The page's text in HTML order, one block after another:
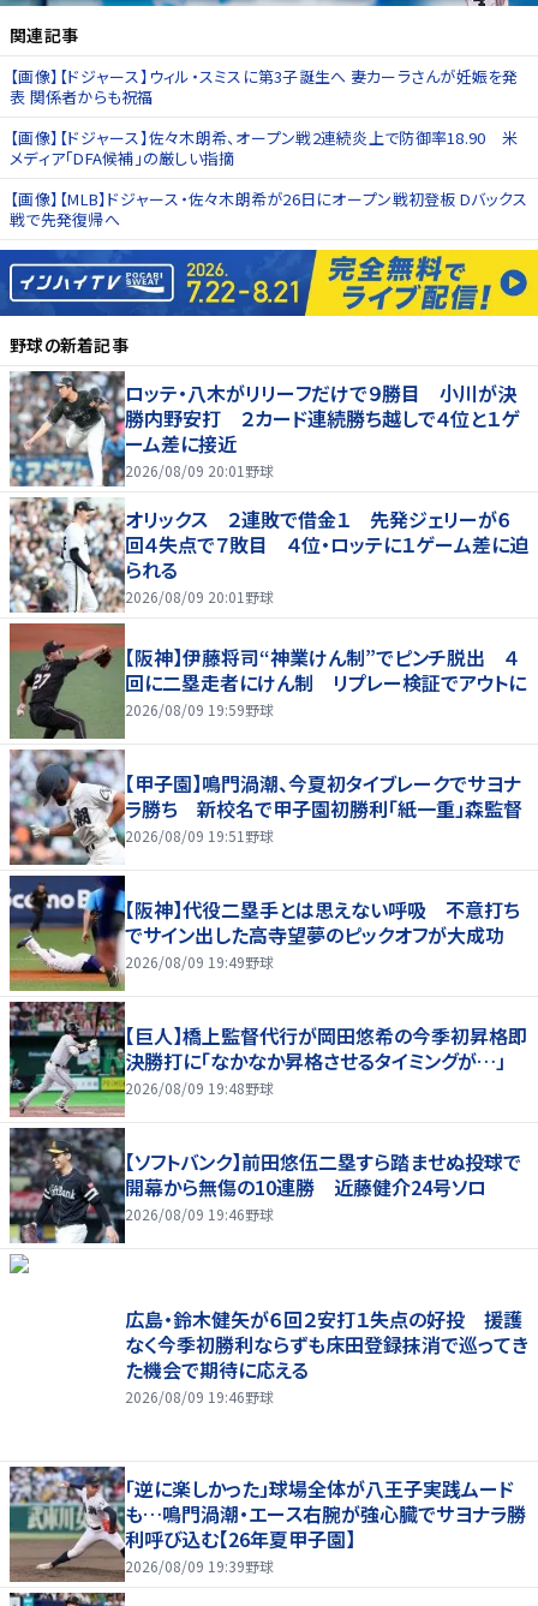
関連記事
【画像】【ドジャース】ウィル・スミスに第3子誕生へ 妻カーラさんが妊娠を発
表 関係者からも祝福
【画像】【ドジャース】佐々木朗希、オープン戦2連続炎上で防御率18.90 米
メディア「DFA候補」の厳しい指摘
【画像】【MLB】ドジャース・佐々木朗希が26日にオープン戦初登板 Dバックス
戦で先発復帰へ
野球の新着記事
ロッテ・八木がリリーフだけで９勝目 小川が決
勝内野安打 ２カード連続勝ち越しで４位と１ゲ
ーム差に接近
2026/08/09 20:01 野球
オリックス ２連敗で借金１ 先発ジェリーが６
回４失点で７敗目 ４位・ロッテに１ゲーム差に迫
られる
2026/08/09 20:01 野球
【阪神】伊藤将司“神業けん制”でピンチ脱出 ４
回に二塁走者にけん制 リプレー検証でアウトに
2026/08/09 19:59野球
【甲子園】鳴門渦潮、今夏初タイブレークでサヨナ
ラ勝ち 新校名で甲子園初勝利「紙一重」森監督
2026/08/09 19:51 野球
【阪神】代役二塁手とは思えない呼吸 不意打ち
でサイン出した高寺望夢のピックオフが大成功
2026/08/09 19:49野球
【巨人】橋上監督代行が岡田悠希の今季初昇格即
決勝打に「なかなか昇格させるタイミングが…」
2026/08/09 19:48野球
【ソフトバンク】前田悠伍二塁すら踏ませぬ投球で
開幕から無傷の10連勝 近藤健介24号ソロ
2026/08/09 19:46野球
広島・鈴木健矢が６回２安打１失点の好投 援護
なく今季初勝利ならずも床田登録抹消で巡ってき
た機会で期待に応える
2026/08/09 19:46野球
「逆に楽しかった」球場全体が八王子実践ムード
も…鳴門渦潮・エース右腕が強心臓でサヨナラ勝
利呼び込む【26年夏甲子園】
2026/08/09 19:39野球